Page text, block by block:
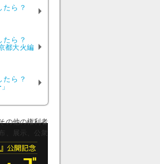
の他の権利者
、展示、公衆
たら？
たら？
都大火編
たら？